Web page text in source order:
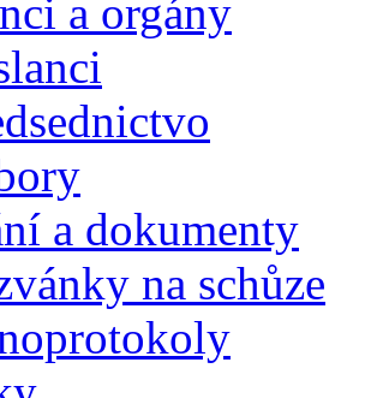
a orgány
a dokumenty
na schůze